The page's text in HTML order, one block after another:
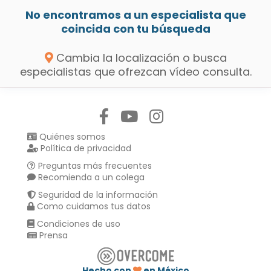
No encontramos a un especialista que
coincida con tu búsqueda
Cambia la localización o busca
especialistas que ofrezcan vídeo consulta.
Quiénes somos
Política de privacidad
Preguntas más frecuentes
Recomienda a un colega
Seguridad de la información
Como cuidamos tus datos
Condiciones de uso
Prensa